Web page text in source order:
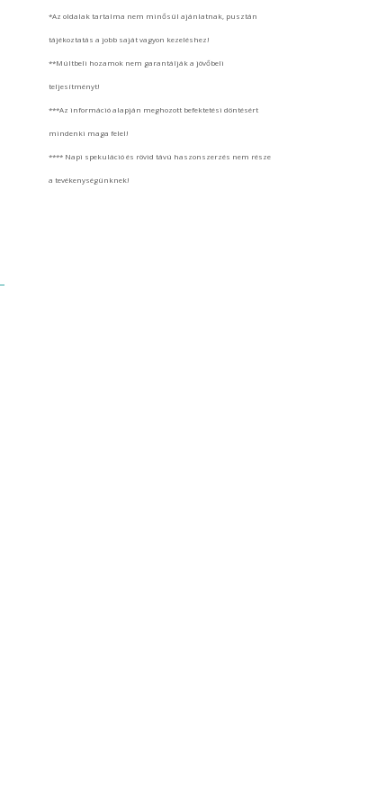
*Az oldalak tartalma nem minősül ajánlatnak, pusztán
tájékoztatás a jobb saját vagyon kezeléshez!
**Múltbeli hozamok nem garantálják a jövőbeli
teljesítményt!
***Az információ alapján meghozott befektetési döntésért
mindenki maga felel!
**** Napi spekuláció és rövid távú haszonszerzés nem része
a tevékenységünknek!